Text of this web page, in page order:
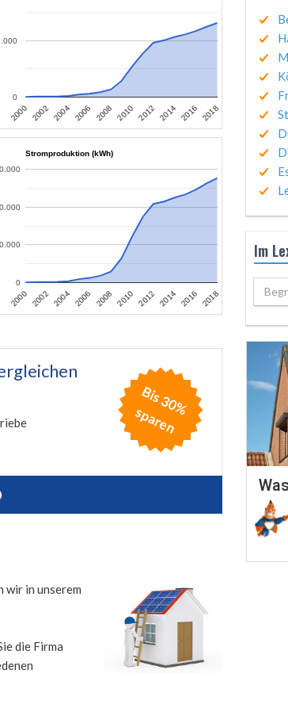
2000 2002 2004 2006 2008 2010 2012 2014 2016 2018
0
Stromproduktion (kWh)
2000 2002 2004 2006 2008 2010 2012 2014 2016 2018
0
B
is
3
0
%
s
p
a
r
e
n
wir in unserem
die Firma
Im